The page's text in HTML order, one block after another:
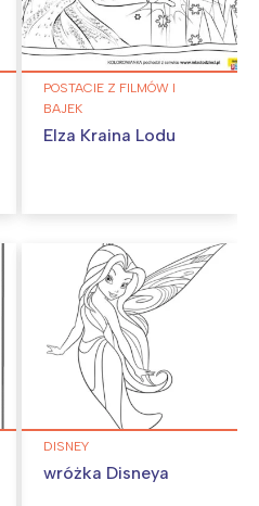
POSTACIE Z FILMÓW I
BAJEK
Elza Kraina Lodu
DISNEY
wróżka Disneya